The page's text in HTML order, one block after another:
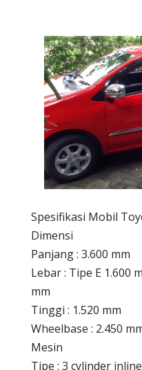
Spesifikasi Mobil
Dimensi
Panjang : 3.600 mm
Lebar : Tipe E 1.600
mm
Tinggi : 1.520 mm
Wheelbase : 2.450
Mesin
Tipe : 3 cylinder